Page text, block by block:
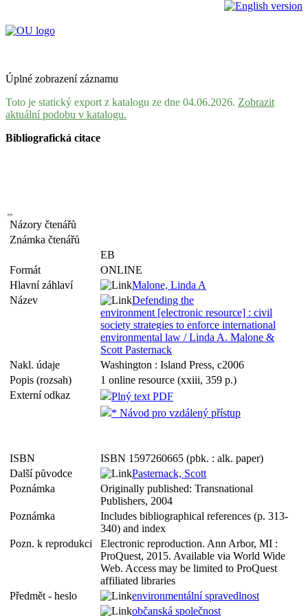
Úplné zobrazení záznamu
Toto je statický export z katalogu ze dne 04.06.2026. Zobrazit
aktuální podobu v katalogu.
Bibliografická citace
Názory čtenářů
Známka čtenářů
EB
Formát
ONLINE
Hlavní záhlaví
Malone, Linda A
Název
Defending the
environment [electronic resource] : civil
society strategies to enforce international
environmental law / Linda A. Malone &
Scott Pasternack
Nakl. údaje
Washington : Island Press, c2006
Popis (rozsah)
1 online resource (xxiii, 359 p.)
Externí odkaz
Plný text PDF
* Návod pro vzdálený přístup
ISBN
ISBN 1597260665 (pbk. : alk. paper)
Další původce
Pasternack, Scott
Poznámka
Originally published: Transnational
Publishers, 2004
Poznámka
Includes bibliographical references (p. 313-
340) and index
Pozn. k reprodukci
Electronic reproduction. Ann Arbor, MI :
ProQuest, 2015. Available via World Wide
Web. Access may be limited to ProQuest
affiliated libraries
Předmět - heslo
environmentální spravedlnost
občanská společnost